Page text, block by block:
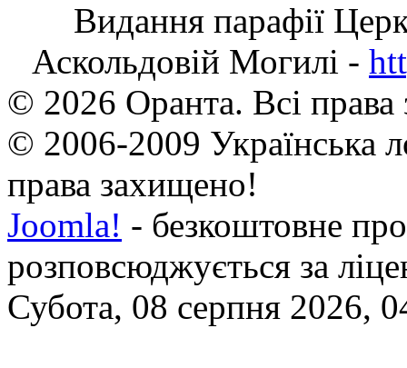
Видання парафії
Аскольдовій Могилі -
© 2026 Оранта. Всі
© 2006-2009 Українська
права захищено!
Joomla! - безкоштовне
розповсюджується за
Субота, 08 серпня 2026,